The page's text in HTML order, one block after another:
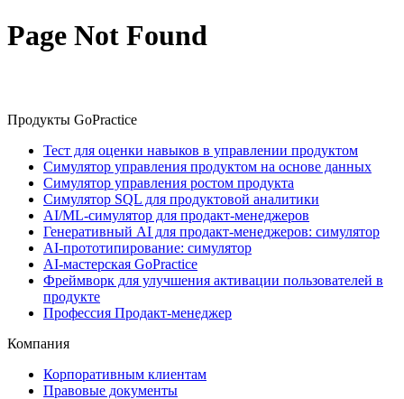
Page Not Found
Продукты GoPractice
Тест для оценки навыков в управлении продуктом
Симулятор управления продуктом на основе данных
Симулятор управления ростом продукта
Симулятор SQL для продуктовой аналитики
AI/ML-симулятор для продакт-менеджеров
Генеративный AI для продакт-менеджеров: симулятор
AI-прототипирование: симулятор
AI-мастерская GoPractice
Фреймворк для улучшения активации пользователей в
продукте
Профессия Продакт-менеджер
Компания
Корпоративным клиентам
Правовые документы